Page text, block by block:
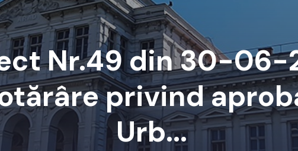
Nr.49 din 30-
privind
Urb...